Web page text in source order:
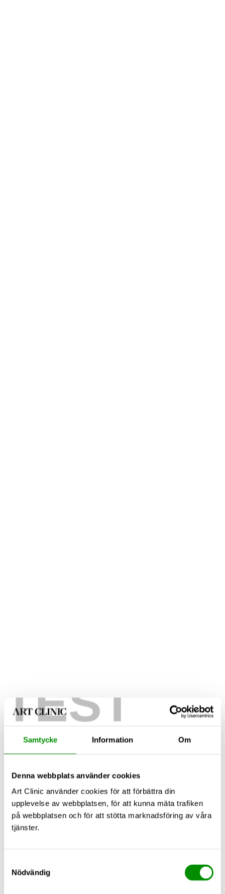
TEST
Samtycke Information Om
Denna webbplats använder cookies
Art Clinic använder cookies för att förbättra din
upplevelse av webbplatsen, för att kunna mäta trafiken
på webbplatsen och för att stötta marknadsföring av våra
tjänster.
Nödvändig